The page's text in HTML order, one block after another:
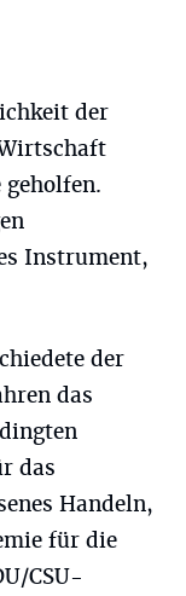
der
Instrument,
der
das
das
Handeln,
für die
CSU-